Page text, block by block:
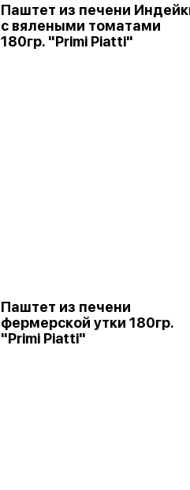
Паштет из печени
с вялеными томатами
180гр. "Primi Piatti"
Паштет из печени
фермерской утки 180гр.
"Primi Piatti"